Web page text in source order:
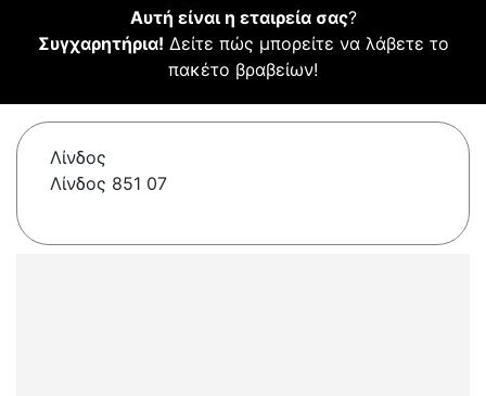
Αυτή είναι η εταιρεία σας?
Συγχαρητήρια! Δείτε πώς μπορείτε να λάβετε το
πακέτο βραβείων!
Λίνδος
Λίνδος 851 07